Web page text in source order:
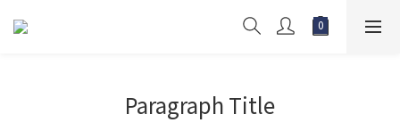
Paragraph Title